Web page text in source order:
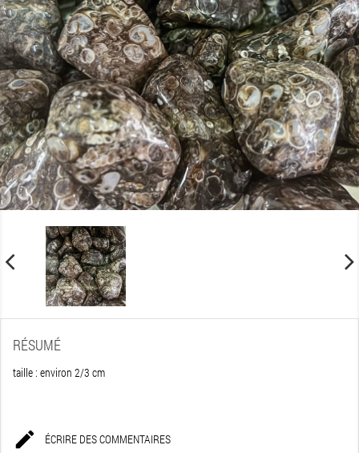
RÉSUMÉ
taille : environ 2/3 cm
 ÉCRIRE DES COMMENTAIRES